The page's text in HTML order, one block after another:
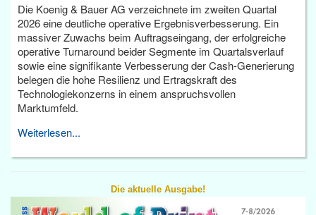
Die Koenig & Bauer AG verzeichnete im zweiten Quartal
2026 eine deutliche operative Ergebnisverbesserung. Ein
massiver Zuwachs beim Auftragseingang, der erfolgreiche
operative Turnaround beider Segmente im Quartalsverlauf
sowie eine signifikante Verbesserung der Cash-Generierung
belegen die hohe Resilienz und Ertragskraft des
Technologiekonzerns in einem anspruchsvollen
Marktumfeld.
Weiterlesen...
Die aktuelle Ausgabe!